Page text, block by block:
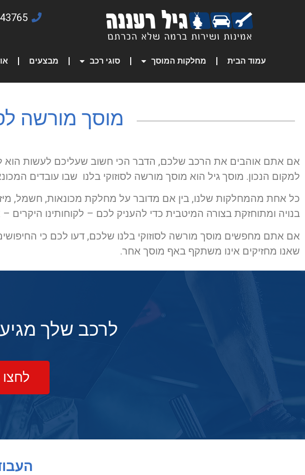
עמוד הבית מחלקות המוסך סוגי רכב מבצעים
מוסך מורשה
אם אתם אוהבים את הרכב שלכם, הדבר הכי חשוב שעליכם לעשות הוא
למקום הנכון. מוסך גיל הוא מוסך מורשה לסוזוקי בלנו שבו עובדים
כל אחת מהמחלקות שלנו, בין אם מדובר על מחלקת מכונאות, חשמל,
בנויה ומתוחזקת בצורה המיטבית כדי להעניק לכם – לקוחותינו היקרים
אם אתם מחפשים מוסך מורשה לסוזוקי בלנו שלכם, דעו לכם כי
שאנו מחזיקים אינו משתקף באף מוסך אחר.
לרכב שלך